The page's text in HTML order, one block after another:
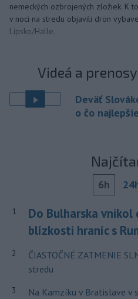
nemeckých ozbrojených zložiek. K
v noci na stredu objavili dron
Lipsko/Halle.
Videá a prenosy
Deväť
o čo
6h
1
Do Bulharska vnikol
blízkosti hraníc s
2
ČIASTOČNÉ ZATMENIE
stredu
3
Na Kamzíku v Bratislave v